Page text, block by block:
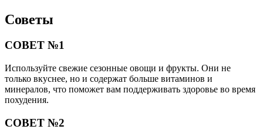
Советы
СОВЕТ №1
Используйте свежие сезонные овощи и фрукты. Они не
только вкуснее, но и содержат больше витаминов и
минералов, что поможет вам поддерживать здоровье во время
похудения.
СОВЕТ №2